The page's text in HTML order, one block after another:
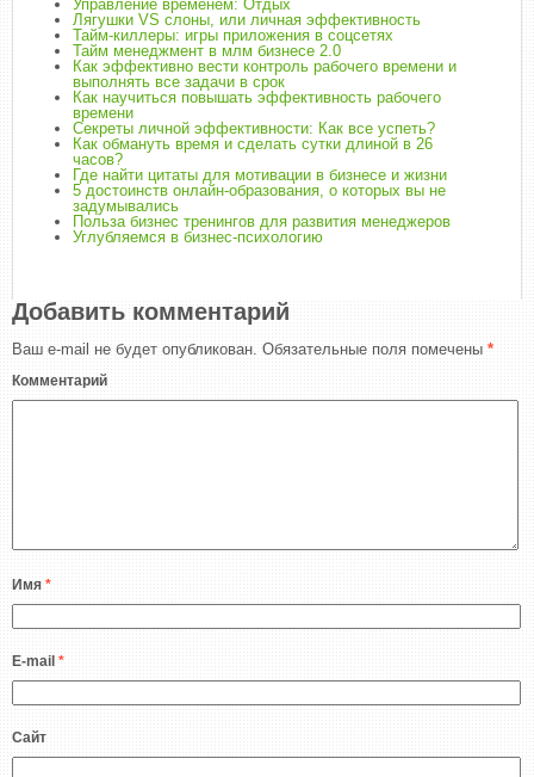
Управление временем: Отдых
Лягушки VS слоны, или личная эффективность
Тайм-киллеры: игры приложения в соцсетях
Тайм менеджмент в млм бизнесе 2.0
Как эффективно вести контроль рабочего времени и
выполнять все задачи в срок
Как научиться повышать эффективность рабочего
времени
Секреты личной эффективности: Как все успеть?
Как обмануть время и сделать сутки длиной в 26
часов?
Где найти цитаты для мотивации в бизнесе и жизни
5 достоинств онлайн-образования, о которых вы не
задумывались
Польза бизнес тренингов для развития менеджеров
Углубляемся в бизнес-психологию
Добавить комментарий
Ваш e-mail не будет опубликован. Обязательные поля помечены *
Комментарий
Имя *
E-mail *
Сайт